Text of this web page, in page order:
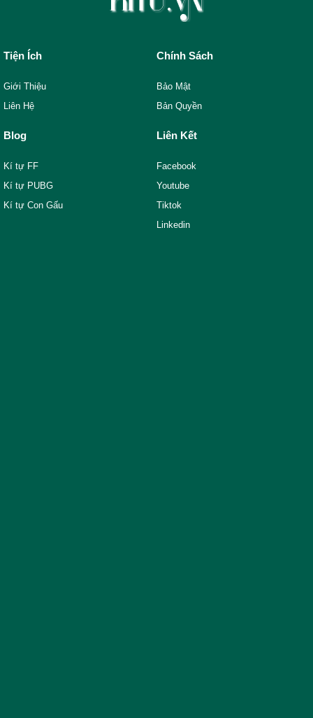
Tiện Ích
Giới Thiệu
Liên Hệ
Chính Sách
Bảo Mật
Bản Quyền
Blog
Kí tự FF
Kí tự PUBG
Kí tự Con Gấu
Liên Kết
Facebook
Youtube
Tiktok
Linkedin